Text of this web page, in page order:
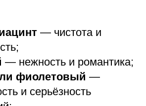
— чистота и
— нежность и романтика;
фиолетовый —
и серьёзность